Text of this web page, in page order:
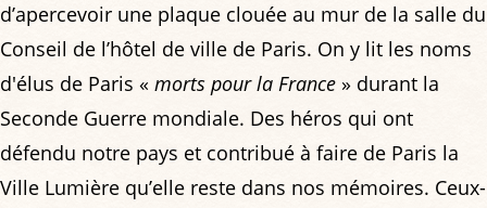
d’apercevoir une plaque clouée au mur de la salle du
Conseil de l’hôtel de ville de Paris. On y lit les noms
d'élus de Paris « morts pour la France » durant la
Seconde Guerre mondiale. Des héros qui ont
défendu notre pays et contribué à faire de Paris la
Ville Lumière qu’elle reste dans nos mémoires. Ceux-